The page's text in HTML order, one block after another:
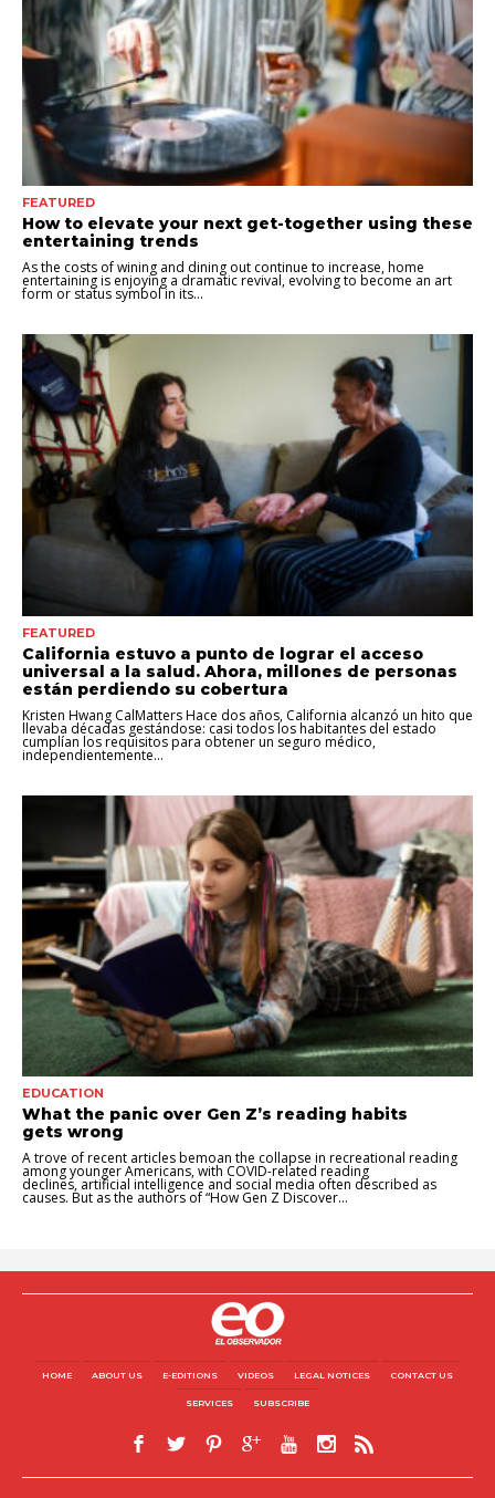
FEATURED
How to elevate your next get-together using these
entertaining trends
As the costs of wining and dining out continue to increase, home
entertaining is enjoying a dramatic revival, evolving to become an art
form or status symbol in its...
FEATURED
California estuvo a punto de lograr el acceso
universal a la salud. Ahora, millones de personas
están perdiendo su cobertura
Kristen Hwang CalMatters Hace dos años, California alcanzó un hito que
llevaba décadas gestándose: casi todos los habitantes del estado
cumplían los requisitos para obtener un seguro médico,
independientemente...
EDUCATION
What the panic over Gen Z’s reading habits
gets wrong
A trove of recent articles bemoan the collapse in recreational reading
among younger Americans, with COVID-related reading
declines, artificial intelligence and social media often described as
causes. But as the authors of “How Gen Z Discover...
HOME ABOUT US E-EDITIONS VIDEOS LEGAL NOTICES CONTACT US
SERVICES SUBSCRIBE